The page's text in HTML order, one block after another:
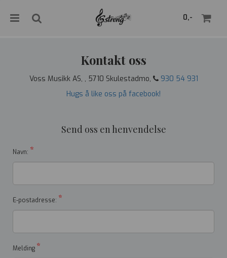
0,-
Kontakt oss
Voss Musikk AS, , 5710 Skulestadmo,
930 54 931
Hugs å like oss på facebook!
Send oss en henvendelse
Navn: *
E-postadresse: *
Melding *
Nullstill